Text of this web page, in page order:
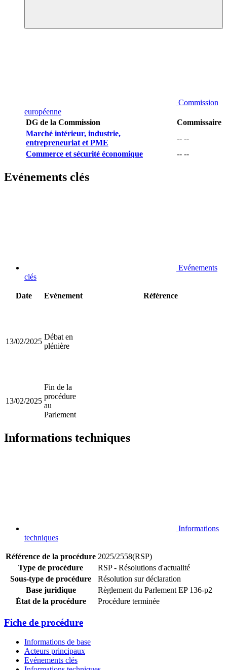
Commission
européenne
DG de la Commission
Commissaire
Marché intérieur, industrie,
entrepreneuriat et PME
-- --
Commerce et sécurité économique
-- --
Evénements clés
Evénements
clés
Date Evénement Référence
13/02/2025
Débat en
plénière
13/02/2025
Fin de la
procédure
au
Parlement
Informations techniques
Informations
techniques
Référence de la procédure 2025/2558(RSP)
Type de procédure
RSP - Résolutions d'actualité
Sous-type de procédure
Résolution sur déclaration
Base juridique
Règlement du Parlement EP 136-p2
État de la procédure
Procédure terminée
Fiche de procédure
Informations de base
Acteurs principaux
Evénements clés